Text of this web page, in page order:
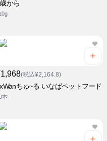
から
(税込¥2,164.8)
ちゅ~る いなばペットフード
本